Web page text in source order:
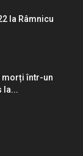
la Râmnicu
morți într-un
la...